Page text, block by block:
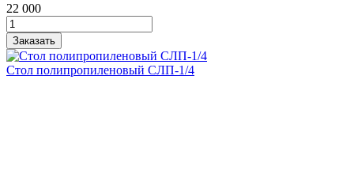
22 000
Стол полипропиленовый СЛП‑1/4